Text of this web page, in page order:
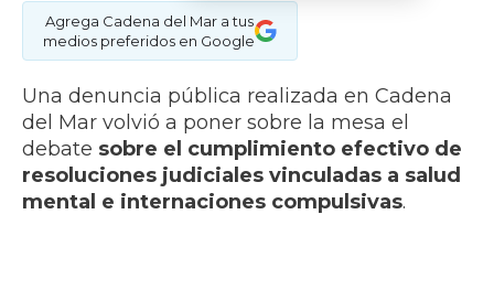
Agrega Cadena del Mar a tus
medios preferidos en Google
Una denuncia pública realizada en Cadena
del Mar volvió a poner sobre la mesa el
debate sobre el cumplimiento efectivo de
resoluciones judiciales vinculadas a salud
mental e internaciones compulsivas.